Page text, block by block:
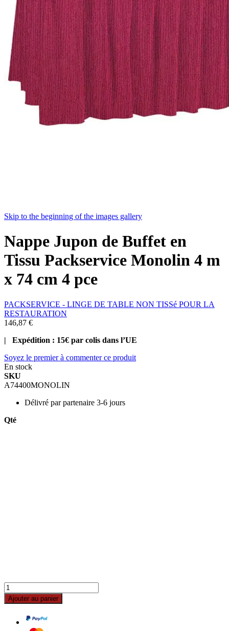
Skip to the beginning of the images gallery
Nappe Jupon de Buffet en
Tissu Packservice Monolin 4 m
x 74 cm 4 pce
PACKSERVICE - LINGE DE TABLE NON TISSé POUR LA
RESTAURATION
146,87 €
| Expédition : 15€ par colis dans l’UE
Soyez le premier à commenter ce produit
En stock
SKU
A74400MONOLIN
Délivré par partenaire 3-6 jours
Qté
Ajouter au panier